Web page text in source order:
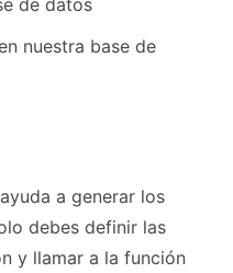
nuestra base de
a generar los
debes definir las
y llamar a la función